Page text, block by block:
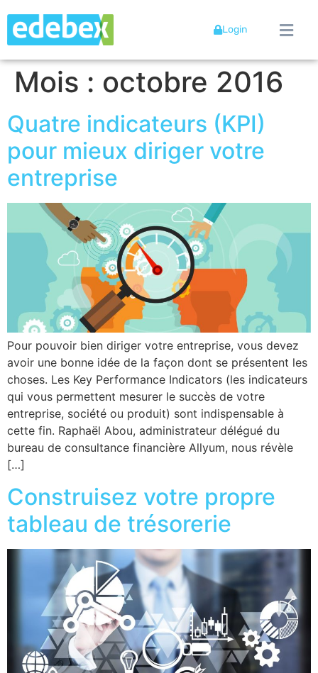
Login
Mois : octobre 2016
Quatre indicateurs (KPI)
pour mieux diriger votre
entreprise
Pour pouvoir bien diriger votre entreprise, vous devez
avoir une bonne idée de la façon dont se présentent les
choses. Les Key Performance Indicators (les indicateurs
qui vous permettent mesurer le succès de votre
entreprise, société ou produit) sont indispensable à
cette fin. Raphaël Abou, administrateur délégué du
bureau de consultance financière Allyum, nous révèle
[…]
Construisez votre propre
tableau de trésorerie